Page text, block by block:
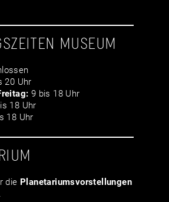
MUSEUM
20 Uhr
9 bis 18 Uhr
18 Uhr
18 Uhr
die Planetariumsvor­stellungen